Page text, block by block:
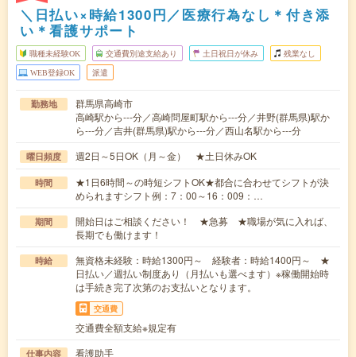
＼日払い×時給1300円／医療行為なし＊付き添
い＊看護サポート
職種未経験OK 交通費別途支給あり 土日祝日が休み 残業なし
WEB登録OK 派遣
勤務地
群馬県高崎市
高崎駅から---分／高崎問屋町駅から---分／井野(群馬県)駅か
ら---分／吉井(群馬県)駅から---分／西山名駅から---分
曜日頻度 週2日～5日OK（月～金） ★土日休みOK
時間
★1日6時間～の時短シフトOK★都合に合わせてシフトが決
められますシフト例：7：00～16：009：…
期間
開始日はご相談ください！ ★急募 ★職場が気に入れば、
長期でも働けます！
時給
無資格未経験：時給1300円～ 経験者：時給1400円～ ★
日払い／週払い制度あり（月払いも選べます）※稼働開始時
は手続き完了次第のお支払いとなります。
交通費
交通費全額支給※規定有
仕事内容 看護助手